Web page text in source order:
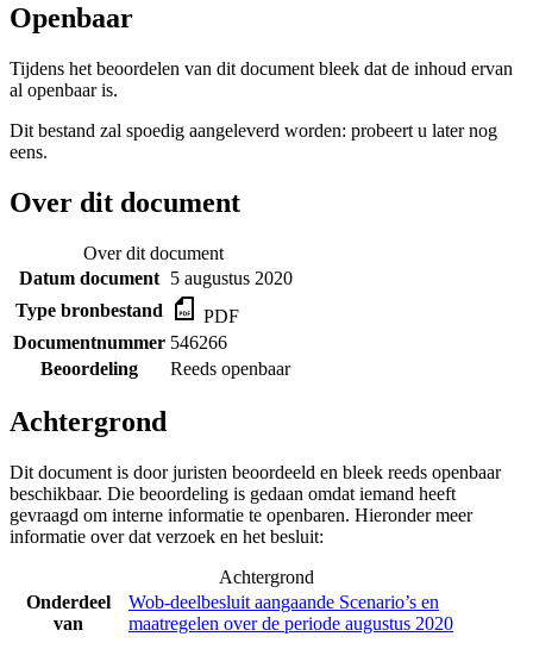
Openbaar
Tijdens het beoordelen van dit document bleek dat de inhoud ervan
al openbaar is.
Dit bestand zal spoedig aangeleverd worden: probeert u later nog
eens.
Over dit document
Over dit document
Datum document 5 augustus 2020
Type bronbestand
PDF
Documentnummer 546266
Beoordeling
Reeds openbaar
Achtergrond
Dit document is door juristen beoordeeld en bleek reeds openbaar
beschikbaar. Die beoordeling is gedaan omdat iemand heeft
gevraagd om interne informatie te openbaren. Hieronder meer
informatie over dat verzoek en het besluit:
Achtergrond
Onderdeel
van
Wob-deelbesluit aangaande Scenario’s en
maatregelen over de periode augustus 2020